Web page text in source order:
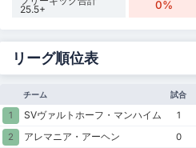
25.5+ 0%
リーグ順位表
チーム 試合
1 SVヴァルトホーフ・マンハイム 1
2
アレマニア・アーヘン 0